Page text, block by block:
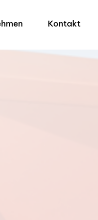
Kontakt